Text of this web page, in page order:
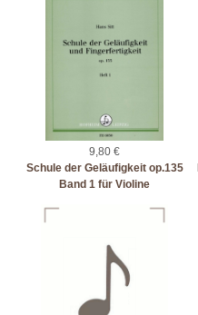
9,80 €
Schule der Geläufigkeit op.135
Band 1 für Violine